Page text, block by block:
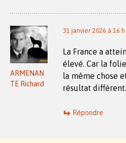
ARMENAN
TE Richard
31 janvier 2026 à 16
La France a
élevé. Car la
la même chose
résultat différent.
Répondre